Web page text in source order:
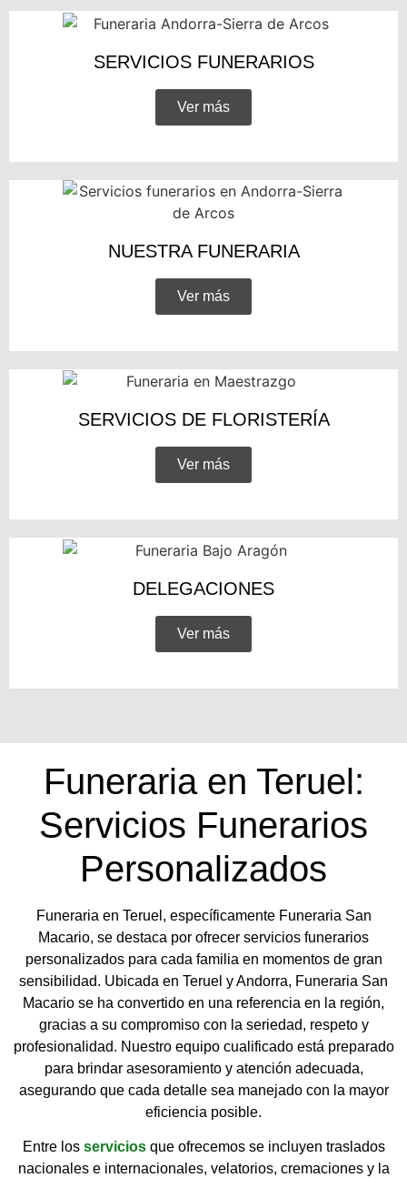
SERVICIOS FUNERARIOS
Ver más
NUESTRA FUNERARIA
Ver más
SERVICIOS DE FLORISTERÍA
Ver más
DELEGACIONES
Ver más
Funeraria en Teruel:
Servicios Funerarios
Personalizados
Funeraria en Teruel, específicamente Funeraria San
Macario, se destaca por ofrecer servicios funerarios
personalizados para cada familia en momentos de gran
sensibilidad. Ubicada en Teruel y Andorra, Funeraria San
Macario se ha convertido en una referencia en la región,
gracias a su compromiso con la seriedad, respeto y
profesionalidad. Nuestro equipo cualificado está preparado
para brindar asesoramiento y atención adecuada,
asegurando que cada detalle sea manejado con la mayor
eficiencia posible.
Entre los serviciosque ofrecemos se incluyen traslados
nacionales e internacionales, velatorios, cremaciones y la